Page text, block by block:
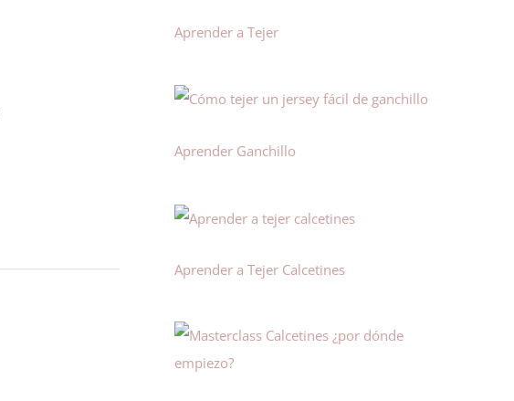
Aprender a Tejer
Aprender Ganchillo
Aprender a Tejer Calcetines